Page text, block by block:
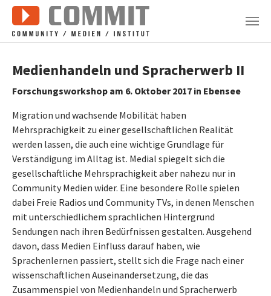
Zum Hauptinhalt springen
Medienhandeln und Spracherwerb II
Forschungsworkshop am 6. Oktober 2017 in Ebensee
Migration und wachsende Mobilität haben
Mehrsprachigkeit zu einer gesellschaftlichen Realität
werden lassen, die auch eine wichtige Grundlage für
Verständigung im Alltag ist. Medial spiegelt sich die
gesellschaftliche Mehrsprachigkeit aber nahezu nur in
Community Medien wider. Eine besondere Rolle spielen
dabei Freie Radios und Community TVs, in denen Menschen
mit unterschiedlichem sprachlichen Hintergrund
Sendungen nach ihren Bedürfnissen gestalten. Ausgehend
davon, dass Medien Einfluss darauf haben, wie
Sprachenlernen passiert, stellt sich die Frage nach einer
wissenschaftlichen Auseinandersetzung, die das
Zusammenspiel von Medienhandeln und Spracherwerb